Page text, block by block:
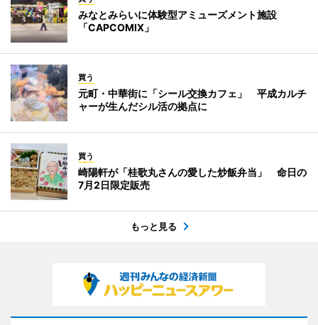
みなとみらいに体験型アミューズメント施設
「CAPCOMIX」
買う
元町・中華街に「シール交換カフェ」 平成カルチ
ャーが生んだシル活の拠点に
買う
崎陽軒が「桂歌丸さんの愛した炒飯弁当」 命日の
7月2日限定販売
もっと見る